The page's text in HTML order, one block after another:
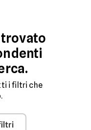
Noleggio
i filtri che